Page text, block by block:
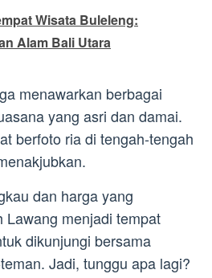
Wisata Buleleng:
Alam Bali Utara
menawarkan berbagai
yang asri dan damai.
berfoto ria di tengah-tengah
dan harga yang
Lawang menjadi tempat
dikunjungi bersama
Jadi, tunggu apa lagi?